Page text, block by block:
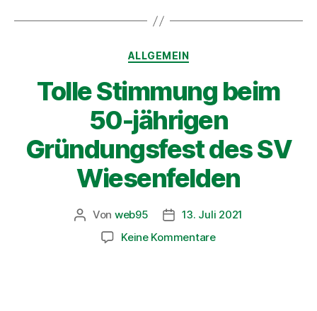
ALLGEMEIN
Tolle Stimmung beim
50-jährigen
Gründungsfest des SV
Wiesenfelden
Von web95
13. Juli 2021
Keine Kommentare